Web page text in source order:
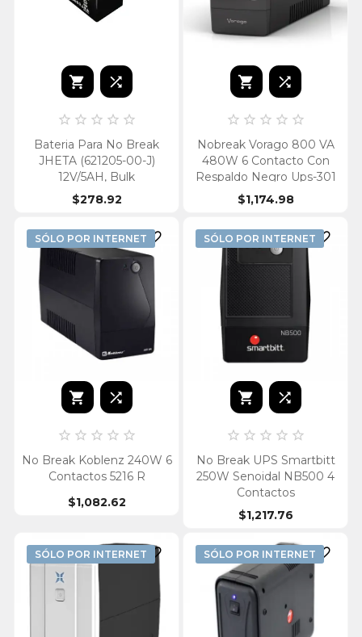
 
    
Bateria Para No Break
JHETA (621205-00-J)
12V/5AH, Bulk
$278.92
 
    
Nobreak Vorago 800 VA
480W 6 Contacto Con
Respaldo Negro Ups-301
$1,174.98
SÓLO POR INTERNET 
 
    
No Break Koblenz 240W 6
Contactos 5216 R
$1,082.62
SÓLO POR INTERNET 
 
    
No Break UPS Smartbitt
250W Senoidal NB500 4
Contactos
$1,217.76
SÓLO POR INTERNET  SÓLO POR INTERNET 